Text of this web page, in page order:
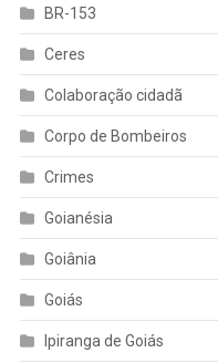
BR-153
Ceres
Colaboração cidadã
Corpo de Bombeiros
Crimes
Goianésia
Goiânia
Goiás
Ipiranga de Goiás